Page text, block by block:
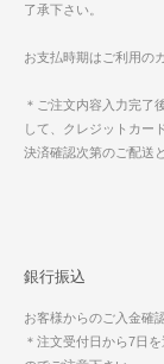
了承下さい。
お支払時期はご利用の
＊ご注文内容入力完了
して、クレジットカー
決済確認次第のご配送
銀行振込
お客様からのご入金確
＊注文受付日から7日